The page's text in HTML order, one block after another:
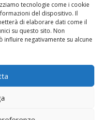
tecnologie come i cookie
del dispositivo. Il
di elaborare dati come il
su questo sito. Non
negativamente su alcune
Ferruccio Busoni, 24 -
Policy-